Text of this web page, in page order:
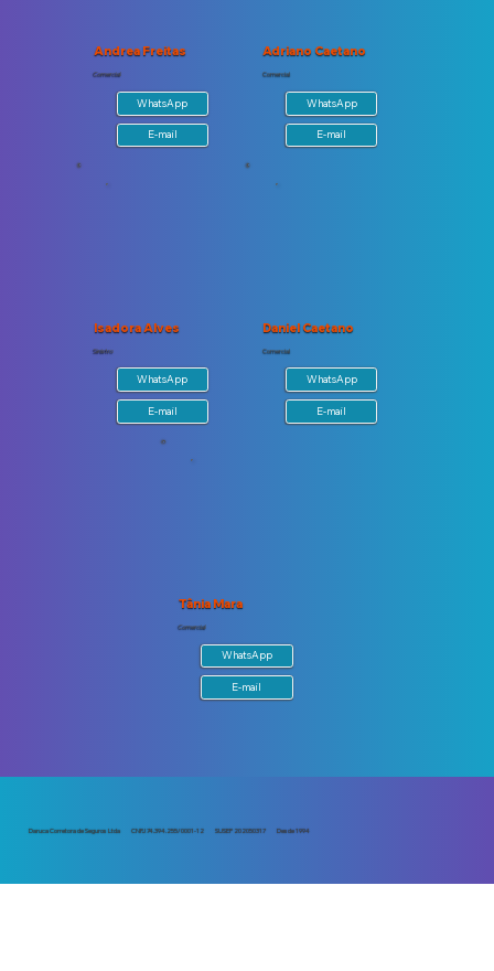
Daruca Corretora de Seguros Ltda CNPJ 74.394.255/0001-12 SUSEP 202050317 Desde 1994
Andrea Freitas
Comercial
WhatsApp
E-mail
Adriano Caetano
Comercial
WhatsApp
E-mail
Isadora Alves
Sinistro
WhatsApp
E-mail
Daniel Caetano
Comercial
WhatsApp
E-mail
Tânia Mara
Comercial
WhatsApp
E-mail